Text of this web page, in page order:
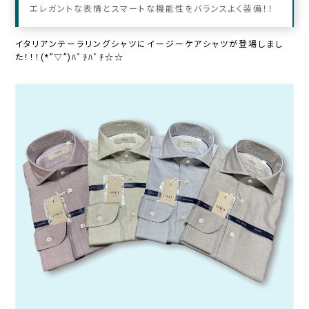
エレガントな表情とスマートな機能性をバランスよく装備！！
イタリアンテーラリングシャツにイージーケアシャツが登場しまし
た！！！(*”▽”)ﾊﾟﾁﾊﾟﾁ☆☆